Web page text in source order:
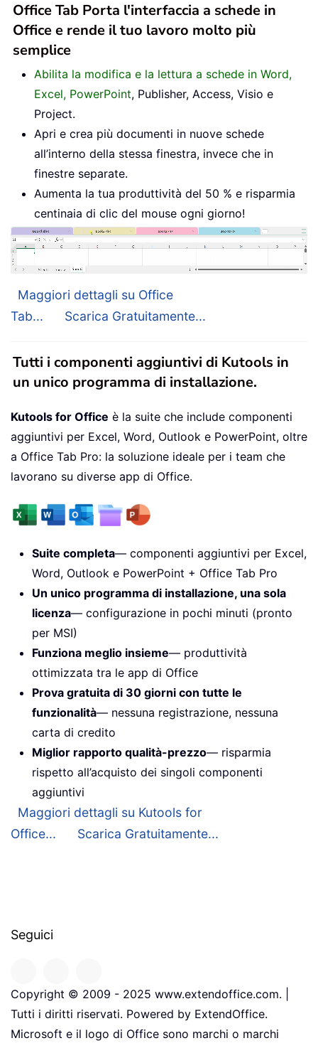
Office Tab Porta l'interfaccia a schede in
Office e rende il tuo lavoro molto più
semplice
Abilita la modifica e la lettura a schede in Word,
Excel, PowerPoint, Publisher, Access, Visio e
Project.
Apri e crea più documenti in nuove schede
all’interno della stessa finestra, invece che in
finestre separate.
Aumenta la tua produttività del 50 % e risparmia
centinaia di clic del mouse ogni giorno!
Maggiori dettagli su Office
Tab...
Scarica Gratuitamente...
Tutti i componenti aggiuntivi di Kutools in
un unico programma di installazione.
Kutools for Office è la suite che include componenti
aggiuntivi per Excel, Word, Outlook e PowerPoint, oltre
a Office Tab Pro: la soluzione ideale per i team che
lavorano su diverse app di Office.
Suite completa— componenti aggiuntivi per Excel,
Word, Outlook e PowerPoint + Office Tab Pro
Un unico programma di installazione, una sola
licenza— configurazione in pochi minuti (pronto
per MSI)
Funziona meglio insieme— produttività
ottimizzata tra le app di Office
Prova gratuita di 30 giorni con tutte le
funzionalità— nessuna registrazione, nessuna
carta di credito
Miglior rapporto qualità-prezzo— risparmia
rispetto all’acquisto dei singoli componenti
aggiuntivi
Maggiori dettagli su Kutools for
Office...
Scarica Gratuitamente...
Seguici
Copyright © 2009 - 2025 www.extendoffice.com. |
Tutti i diritti riservati. Powered by ExtendOffice.
Microsoft e il logo di Office sono marchi o marchi